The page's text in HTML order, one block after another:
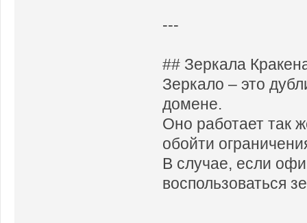
---
## Зеркала
Зеркало – это
домене.
Оно работает так
обойти
В случае, если
воспользоваться